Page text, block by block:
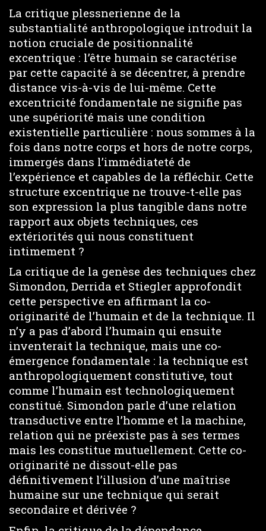
La critique plessnerienne de la
substantialité anthropologique introduit la
notion cruciale de positionnalité
excentrique : l’être humain se caractérise
par cette capacité à se décentrer, à prendre
distance vis-à-vis de lui-même. Cette
excentricité fondamentale ne signifie pas
une supériorité mais une condition
existentielle particulière : nous sommes à la
fois dans notre corps et hors de notre corps,
immergés dans l’immédiateté de
l’expérience et capables de la réfléchir. Cette
structure excentrique ne trouve-t-elle pas
son expression la plus tangible dans notre
rapport aux objets techniques, ces
extériorités qui nous constituent
intimement ?
La critique de la genèse des techniques chez
Simondon, Derrida et Stiegler approfondit
cette perspective en affirmant la co-
originarité de l’humain et de la technique. Il
n’y a pas d’abord l’humain qui ensuite
inventerait la technique, mais une co-
émergence fondamentale : la technique est
anthropologiquement constitutive, tout
comme l’humain est technologiquement
constitué. Simondon parle d’une relation
transductive entre l’homme et la machine,
relation qui ne préexiste pas à ses termes
mais les constitue mutuellement. Cette co-
originarité ne dissout-elle pas
définitivement l’illusion d’une maîtrise
humaine sur une technique qui serait
secondaire et dérivée ?